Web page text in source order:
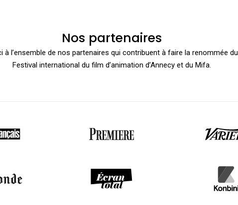
Nos partenaires
à l’ensemble de nos partenaires qui contribuent à faire la renommée du
Festival international du film d’animation d’Annecy et du Mifa.